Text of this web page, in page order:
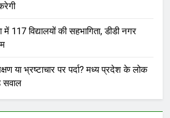
में 117 विद्यालयों की सहभागिता, डीडी नगर
या भ्रष्टाचार पर पर्दा? मध्य प्रदेश के लोक
सवाल